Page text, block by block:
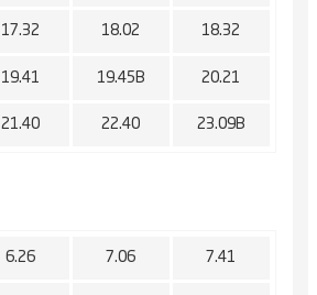
17.32 18.02 18.32
19.41 19.45B 20.21
21.40 22.40 23.09B
6.26 7.06 7.41